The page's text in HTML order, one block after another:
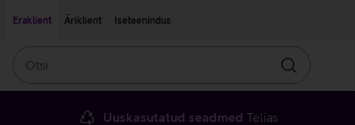
Eraklient
Äriklient Iseteenindus
Otsin
Uuskasutatud seadmed Telias